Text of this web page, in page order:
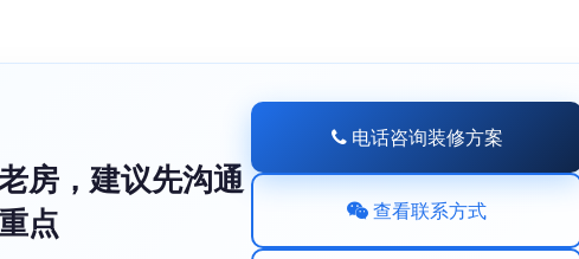
房，建议先沟通
点
电话咨询装修方案
查看联系方式